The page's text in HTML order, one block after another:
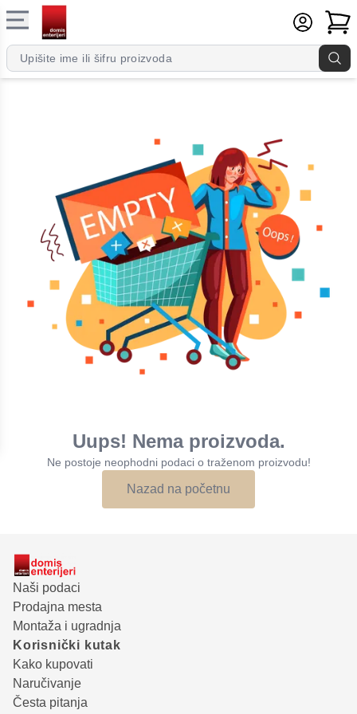
Uups! Nema proizvoda.
Ne postoje neophodni podaci o traženom proizvodu!
Nazad na početnu
Naši podaci
Prodajna mesta
Montaža i ugradnja
Korisnički kutak
Kako kupovati
Naručivanje
Česta pitanja